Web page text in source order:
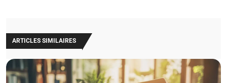
ARTICLES SIMILAIRES